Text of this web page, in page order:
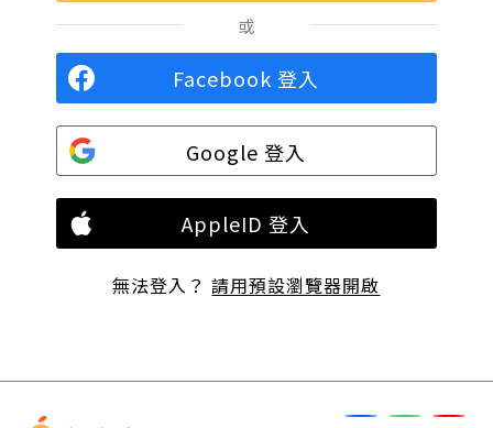
或
Facebook 登入
Google 登入
AppleID 登入
無法登入？請用預設瀏覽器開啟